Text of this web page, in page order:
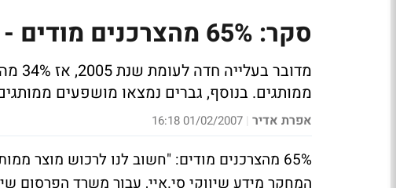
סקר: 65% מהצרכנים מודים - "מותגים משפיעים עלינו"
ממותגים. בנוסף, גברים נמצאו מושפעים
אפרת אדיר |
01/02/2007 16:18
65% מהצרכנים מודים: "חשוב לנו לרכוש מוצר